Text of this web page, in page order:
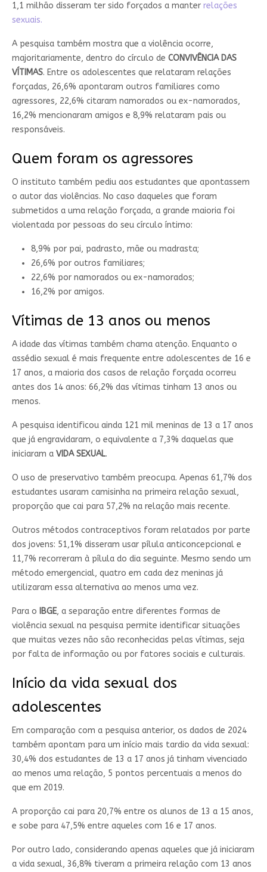
1,1 milhão disseram ter sido forçados a manter relações
sexuais.
A pesquisa também mostra que a violência ocorre,
majoritariamente, dentro do círculo de CONVIVÊNCIA DAS
VÍTIMAS. Entre os adolescentes que relataram relações
forçadas, 26,6% apontaram outros familiares como
agressores, 22,6% citaram namorados ou ex-namorados,
16,2% mencionaram amigos e 8,9% relataram pais ou
responsáveis.
Quem foram os agressores
O instituto também pediu aos estudantes que apontassem
o autor das violências. No caso daqueles que foram
submetidos a uma relação forçada, a grande maioria foi
violentada por pessoas do seu círculo íntimo:
8,9% por pai, padrasto, mãe ou madrasta;
26,6% por outros familiares;
22,6% por namorados ou ex-namorados;
16,2% por amigos.
Vítimas de 13 anos ou menos
A idade das vítimas também chama atenção. Enquanto o
assédio sexual é mais frequente entre adolescentes de 16 e
17 anos, a maioria dos casos de relação forçada ocorreu
antes dos 14 anos: 66,2% das vítimas tinham 13 anos ou
menos.
A pesquisa identificou ainda 121 mil meninas de 13 a 17 anos
que já engravidaram, o equivalente a 7,3% daquelas que
iniciaram a VIDA SEXUAL.
O uso de preservativo também preocupa. Apenas 61,7% dos
estudantes usaram camisinha na primeira relação sexual,
proporção que cai para 57,2% na relação mais recente.
Outros métodos contraceptivos foram relatados por parte
dos jovens: 51,1% disseram usar pílula anticoncepcional e
11,7% recorreram à pílula do dia seguinte. Mesmo sendo um
método emergencial, quatro em cada dez meninas já
utilizaram essa alternativa ao menos uma vez.
Para o IBGE, a separação entre diferentes formas de
violência sexual na pesquisa permite identificar situações
que muitas vezes não são reconhecidas pelas vítimas, seja
por falta de informação ou por fatores sociais e culturais.
Início da vida sexual dos
adolescentes
Em comparação com a pesquisa anterior, os dados de 2024
também apontam para um início mais tardio da vida sexual:
30,4% dos estudantes de 13 a 17 anos já tinham vivenciado
ao menos uma relação, 5 pontos percentuais a menos do
que em 2019.
A proporção cai para 20,7% entre os alunos de 13 a 15 anos,
e sobe para 47,5% entre aqueles com 16 e 17 anos.
Por outro lado, considerando apenas aqueles que já iniciaram
a vida sexual, 36,8% tiveram a primeira relação com 13 anos